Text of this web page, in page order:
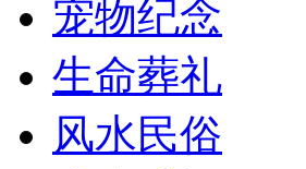
宠物纪念
生命葬礼
风水民俗